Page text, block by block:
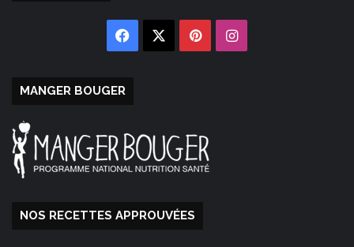
Facebook PinterestInstagram
MANGER BOUGER
NOS RECETTES APPROUVÉES